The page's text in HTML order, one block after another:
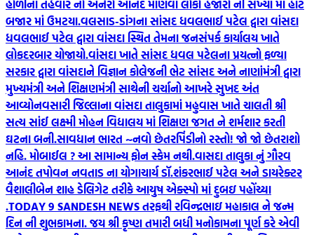
હોળીના તહેવાર નો અનેરો આનંદ માણવા લોકો હજારો ની સંખ્યા માં હાટ
બજાર માં ઉમટયા.વલસાડ-ડાંગના સાંસદ ધવલભાઈ પટેલ દ્વારા વાંસદા
ધવલભાઈ પટેલ દ્વારા વાંસદા સ્થિત તેમના જનસંપર્ક કાર્યાલય ખાતે
લોકદરબાર યોજાયો.વાંસદા ખાતે સાંસદ ધવલ પટેલના પ્રયત્નો ફળ્યા
સરકાર દ્વારા વાંસદાને વિજ્ઞાન કોલેજની ભેટ સાંસદ અને નાણાંમંત્રી દ્વારા
મુખ્યમંત્રી અને શિક્ષણમંત્રી સાથેની ચર્ચાનો આખરે સુખદ અંત
આવ્યોનવસારી જિલ્લાના વાંસદા તાલુકામાં મહુવાસ ખાતે ચાલતી શ્રી
સત્ય સાંઈ લક્ષ્મી મોહન વિદ્યાલય માં શિક્ષણ જગત ને શર્મશાર કરતી
ઘટના બની.સાવધાન ભારત ~નવો છેતરપિંડીનો રસ્તો! જો જો છેતરાશો
નહિ. મોબાઈલ ? આ સામાન્ય ફોન સ્કેમ નથી.વાસદા તાલુકા નું ગૌરવ
આનંદ તપોવન નવતાડ ના યોગાચાર્ય ડૉ.શંકરભાઈ પટેલ અને ડાયરેક્ટર
વૈશાલીબેન શાહ ડેલિગેટ તરીકે આયુષ એક્સ્પો માં દુબઇ પહોંચ્યા
.TODAY 9 SANDESH NEWS તરફથી રવિન્દ્રભાઇ મહાકાલ ને જન્મ
દિન ની શુભકામના. જય શ્રી કૃષ્ણ તમારી બધી મનોકામના પૂર્ણ કરે એવી